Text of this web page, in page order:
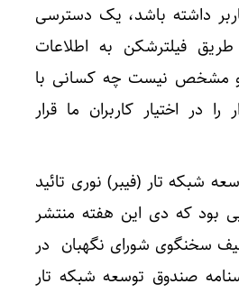
داشته باشد، یک دسترسی
فیلترشکن به اطلاعات
و مشخص نیست چه کسانی با
در اختیار کاربران ما قرار
شبکه تار (فیبر) نوری تائید
بود که دی این هفته منتشر
سخنگوی شورای نگهبان در
صندوق توسعه شبکه تار